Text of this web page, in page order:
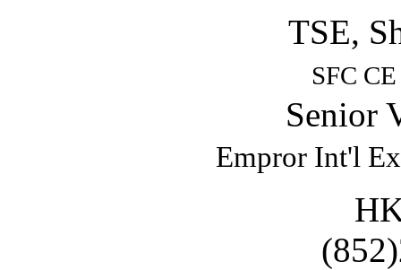
TSE,
SFC
Senior
Empror Int'l